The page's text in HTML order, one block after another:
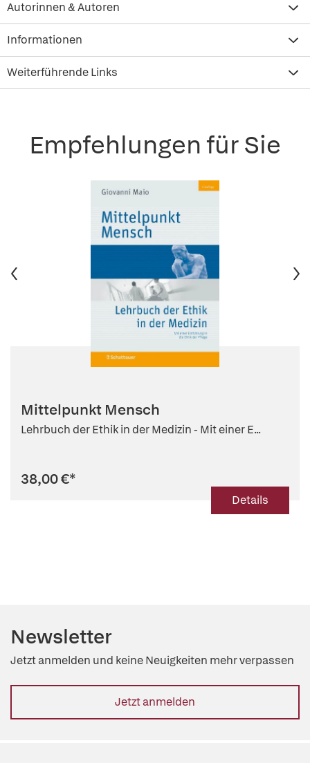
Autorinnen & Autoren
Informationen
Weiterführende Links
Empfehlungen für Sie
Mittelpunkt Mensch
Lehrbuch der Ethik in der Medizin - Mit einer E...
38,00 €*
Details
Newsletter
Jetzt anmelden und keine Neuigkeiten mehr verpassen
Jetzt anmelden